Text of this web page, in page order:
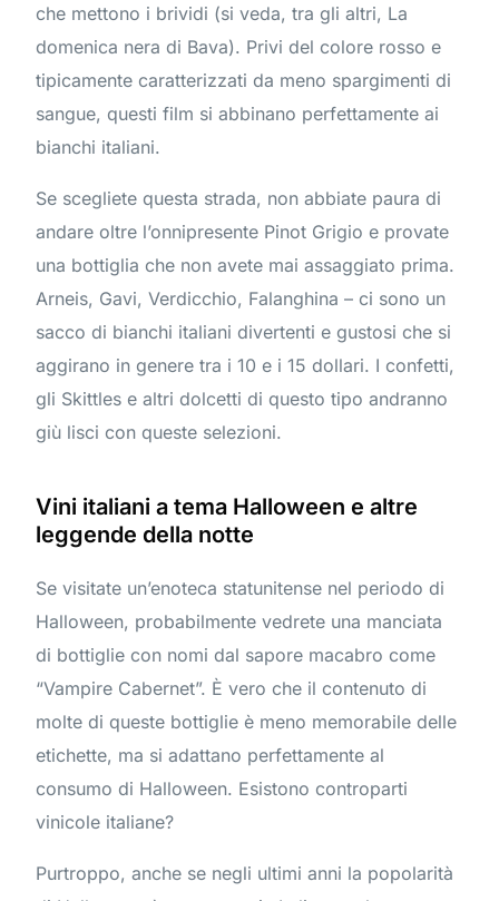
che mettono i brividi (si veda, tra gli altri, La
domenica nera di Bava). Privi del colore rosso e
tipicamente caratterizzati da meno spargimenti di
sangue, questi film si abbinano perfettamente ai
bianchi italiani.
Se scegliete questa strada, non abbiate paura di
andare oltre l’onnipresente Pinot Grigio e provate
una bottiglia che non avete mai assaggiato prima.
Arneis, Gavi, Verdicchio, Falanghina – ci sono un
sacco di bianchi italiani divertenti e gustosi che si
aggirano in genere tra i 10 e i 15 dollari. I confetti,
gli Skittles e altri dolcetti di questo tipo andranno
giù lisci con queste selezioni.
Vini italiani a tema Halloween e altre
leggende della notte
Se visitate un’enoteca statunitense nel periodo di
Halloween, probabilmente vedrete una manciata
di bottiglie con nomi dal sapore macabro come
“Vampire Cabernet”. È vero che il contenuto di
molte di queste bottiglie è meno memorabile delle
etichette, ma si adattano perfettamente al
consumo di Halloween. Esistono controparti
vinicole italiane?
Purtroppo, anche se negli ultimi anni la popolarità